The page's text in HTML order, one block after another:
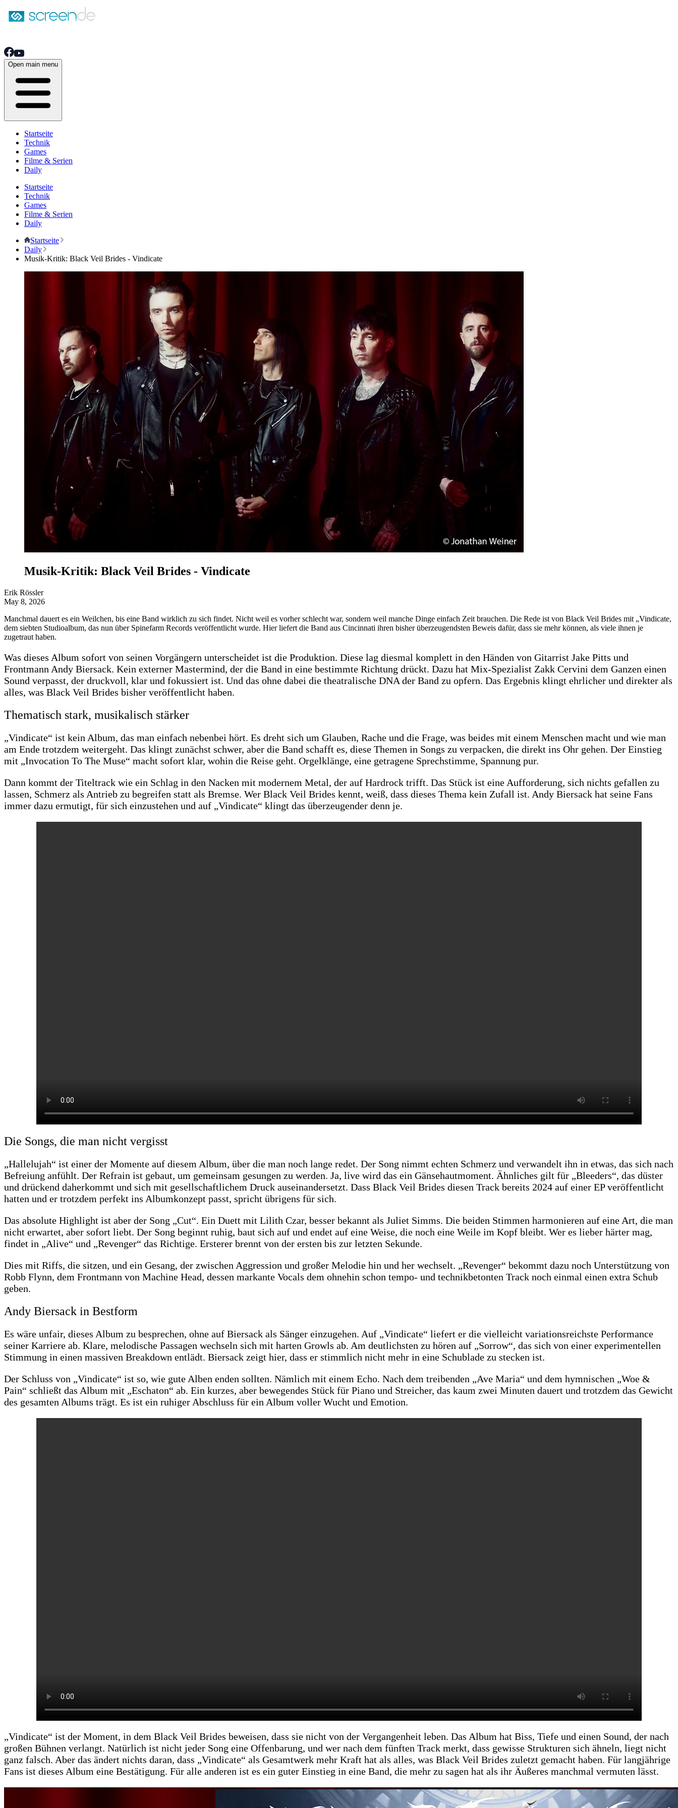
Open main menu
Startseite
Technik
Games
Filme & Serien
Daily
Startseite
Technik
Games
Filme & Serien
Daily
Startseite
Daily
Musik-Kritik: Black Veil Brides - Vindicate
Musik-Kritik: Black Veil Brides - Vindicate
Erik Rössler
May 8, 2026
Manchmal dauert es ein Weilchen, bis eine Band wirklich zu sich findet. Nicht weil es vorher schlecht war, sondern weil manche Dinge einfach Zeit brauchen. Die Rede ist von Black Veil Brides mit „Vindicate,
dem siebten Studioalbum, das nun über Spinefarm Records veröffentlicht wurde. Hier liefert die Band aus Cincinnati ihren bisher überzeugendsten Beweis dafür, dass sie mehr können, als viele ihnen je
zugetraut haben.
Was dieses Album sofort von seinen Vorgängern unterscheidet ist die Produktion. Diese lag diesmal komplett in den Händen von Gitarrist Jake Pitts und
Frontmann Andy Biersack. Kein externer Mastermind, der die Band in eine bestimmte Richtung drückt. Dazu hat Mix-Spezialist Zakk Cervini dem Ganzen einen
Sound verpasst, der druckvoll, klar und fokussiert ist. Und das ohne dabei die theatralische DNA der Band zu opfern. Das Ergebnis klingt ehrlicher und direkter als
alles, was Black Veil Brides bisher veröffentlicht haben.
Thematisch stark, musikalisch stärker
„Vindicate“ ist kein Album, das man einfach nebenbei hört. Es dreht sich um Glauben, Rache und die Frage, was beides mit einem Menschen macht und wie man
am Ende trotzdem weitergeht. Das klingt zunächst schwer, aber die Band schafft es, diese Themen in Songs zu verpacken, die direkt ins Ohr gehen. Der Einstieg
mit „Invocation To The Muse“ macht sofort klar, wohin die Reise geht. Orgelklänge, eine getragene Sprechstimme, Spannung pur.
Dann kommt der Titeltrack wie ein Schlag in den Nacken mit modernem Metal, der auf Hardrock trifft. Das Stück ist eine Aufforderung, sich nichts gefallen zu
lassen, Schmerz als Antrieb zu begreifen statt als Bremse. Wer Black Veil Brides kennt, weiß, dass dieses Thema kein Zufall ist. Andy Biersack hat seine Fans
immer dazu ermutigt, für sich einzustehen und auf „Vindicate“ klingt das überzeugender denn je.
Die Songs, die man nicht vergisst
„Hallelujah“ ist einer der Momente auf diesem Album, über die man noch lange redet. Der Song nimmt echten Schmerz und verwandelt ihn in etwas, das sich nach
Befreiung anfühlt. Der Refrain ist gebaut, um gemeinsam gesungen zu werden. Ja, live wird das ein Gänsehautmoment. Ähnliches gilt für „Bleeders“, das düster
und drückend daherkommt und sich mit gesellschaftlichem Druck auseinandersetzt. Dass Black Veil Brides diesen Track bereits 2024 auf einer EP veröffentlicht
hatten und er trotzdem perfekt ins Albumkonzept passt, spricht übrigens für sich.
Das absolute Highlight ist aber der Song „Cut“. Ein Duett mit Lilith Czar, besser bekannt als Juliet Simms. Die beiden Stimmen harmonieren auf eine Art, die man
nicht erwartet, aber sofort liebt. Der Song beginnt ruhig, baut sich auf und endet auf eine Weise, die noch eine Weile im Kopf bleibt. Wer es lieber härter mag,
findet in „Alive“ und „Revenger“ das Richtige. Ersterer brennt von der ersten bis zur letzten Sekunde.
Dies mit Riffs, die sitzen, und ein Gesang, der zwischen Aggression und großer Melodie hin und her wechselt. „Revenger“ bekommt dazu noch Unterstützung von
Robb Flynn, dem Frontmann von Machine Head, dessen markante Vocals dem ohnehin schon tempo- und technikbetonten Track noch einmal einen extra Schub
geben.
Andy Biersack in Bestform
Es wäre unfair, dieses Album zu besprechen, ohne auf Biersack als Sänger einzugehen. Auf „Vindicate“ liefert er die vielleicht variationsreichste Performance
seiner Karriere ab. Klare, melodische Passagen wechseln sich mit harten Growls ab. Am deutlichsten zu hören auf „Sorrow“, das sich von einer experimentellen
Stimmung in einen massiven Breakdown entlädt. Biersack zeigt hier, dass er stimmlich nicht mehr in eine Schublade zu stecken ist.
Der Schluss von „Vindicate“ ist so, wie gute Alben enden sollten. Nämlich mit einem Echo. Nach dem treibenden „Ave Maria“ und dem hymnischen „Woe &
Pain“ schließt das Album mit „Eschaton“ ab. Ein kurzes, aber bewegendes Stück für Piano und Streicher, das kaum zwei Minuten dauert und trotzdem das Gewicht
des gesamten Albums trägt. Es ist ein ruhiger Abschluss für ein Album voller Wucht und Emotion.
„Vindicate“ ist der Moment, in dem Black Veil Brides beweisen, dass sie nicht von der Vergangenheit leben. Das Album hat Biss, Tiefe und einen Sound, der nach
großen Bühnen verlangt. Natürlich ist nicht jeder Song eine Offenbarung, und wer nach dem fünften Track merkt, dass gewisse Strukturen sich ähneln, liegt nicht
ganz falsch. Aber das ändert nichts daran, dass „Vindicate“ als Gesamtwerk mehr Kraft hat als alles, was Black Veil Brides zuletzt gemacht haben. Für langjährige
Fans ist dieses Album eine Bestätigung. Für alle anderen ist es ein guter Einstieg in eine Band, die mehr zu sagen hat als ihr Äußeres manchmal vermuten lässt.